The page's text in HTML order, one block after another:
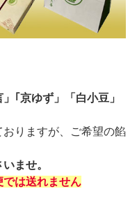
」｢京ゆず」「白小豆」
りますが、ご希望の餡
ませ。
では送れません